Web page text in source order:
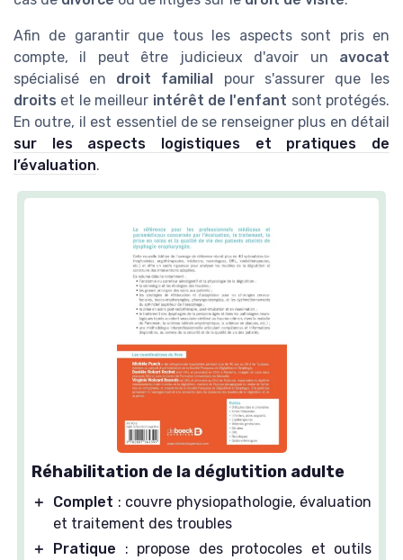
Afin de garantir que tous les aspects sont pris en
compte, il peut être judicieux d'avoir un avocat
spécialisé en droit familial
pour s'assurer que les
droits et le meilleur intérêt de l'enfant sont protégés.
En outre, il est essentiel de se renseigner plus en détail
sur les aspects logistiques et pratiques de
l’évaluation.
Réhabilitation de la déglutition adulte
＋ Complet : couvre physiopathologie, évaluation
et traitement des troubles
＋
Pratique : propose des protocoles et outils